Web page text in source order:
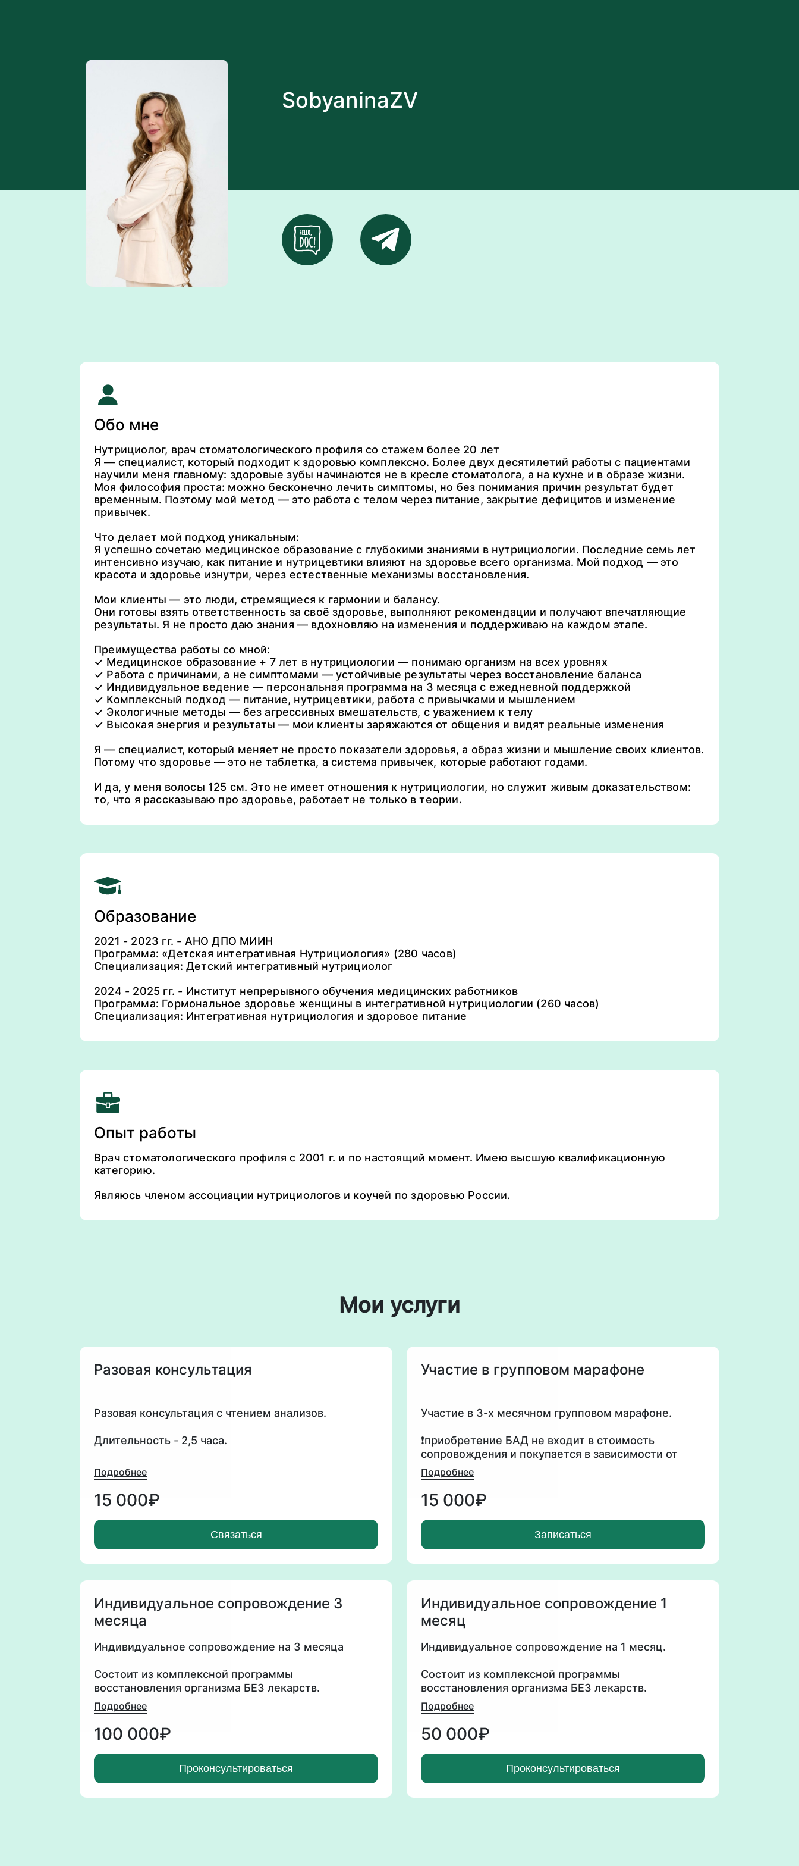
SobyaninaZV
Обо мне
Нутрициолог, врач стоматологического профиля со стажем более 20 лет
Я — специалист, который подходит к здоровью комплексно. Более двух десятилетий работы с пациентами
научили меня главному: здоровые зубы начинаются не в кресле стоматолога, а на кухне и в образе жизни.
Моя философия проста: можно бесконечно лечить симптомы, но без понимания причин результат будет
временным. Поэтому мой метод — это работа с телом через питание, закрытие дефицитов и изменение
привычек.
Что делает мой подход уникальным:
Я успешно сочетаю медицинское образование с глубокими знаниями в нутрициологии. Последние семь лет
интенсивно изучаю, как питание и нутрицевтики влияют на здоровье всего организма. Мой подход — это
красота и здоровье изнутри, через естественные механизмы восстановления.
Мои клиенты — это люди, стремящиеся к гармонии и балансу.
Они готовы взять ответственность за своё здоровье, выполняют рекомендации и получают впечатляющие
результаты. Я не просто даю знания — вдохновляю на изменения и поддерживаю на каждом этапе.
Преимущества работы со мной:
✓ Медицинское образование + 7 лет в нутрициологии — понимаю организм на всех уровнях
✓ Работа с причинами, а не симптомами — устойчивые результаты через восстановление баланса
✓ Индивидуальное ведение — персональная программа на 3 месяца с ежедневной поддержкой
✓ Комплексный подход — питание, нутрицевтики, работа с привычками и мышлением
✓ Экологичные методы — без агрессивных вмешательств, с уважением к телу
✓ Высокая энергия и результаты — мои клиенты заряжаются от общения и видят реальные изменения
Я — специалист, который меняет не просто показатели здоровья, а образ жизни и мышление своих клиентов.
Потому что здоровье — это не таблетка, а система привычек, которые работают годами.
И да, у меня волосы 125 см. Это не имеет отношения к нутрициологии, но служит живым доказательством:
то, что я рассказываю про здоровье, работает не только в теории.
Образование
2021 - 2023 гг. - АНО ДПО МИИН
Программа: «Детская интегративная Нутрициология» (280 часов)
Специализация: Детский интегративный нутрициолог
2024 - 2025 гг. - Институт непрерывного обучения медицинских работников
Программа: Гормональное здоровье женщины в интегративной нутрициологии (260 часов)
Специализация: Интегративная нутрициология и здоровое питание
Опыт работы
Врач стоматологического профиля с 2001 г. и по настоящий момент. Имею высшую квалификационную
категорию.
Являюсь членом ассоциации нутрициологов и коучей по здоровью России.
Мои услуги
Разовая консультация
Разовая консультация с чтением анализов.
Длительность - 2,5 часа.
Что входит:
- анализы под запрос
- разбор анализов
- корректировка образа жизни
- корректировка питания
Встреча онлайн или офлайн.
Подробнее
15 000₽
Связаться
Участие в групповом марафоне
Участие в 3-х месячном групповом марафоне.
❗️приобретение БАД не входит в стоимость
сопровождения и покупается в зависимости от
запроса.
Что входит:
- заполнение анкеты
- индивидуальная подборка БАД
- ежедневная обратная связь в групповом чате
(кроме воскресенья)
- коррекция питания и образа жизни
Подробнее
15 000₽
Записаться
Индивидуальное сопровождение 3
месяца
Индивидуальное сопровождение на 3 месяца
Состоит из комплексной программы
восстановления организма БЕЗ лекарств.
Формат взаимодействия⤵️
По вашим симптомам и результатам анализов -
составляется ваш индивидуальный план ведения,
выбираются опорные пункты над которыми будет
идти работа в первую очередь.
Я смотрю на вас как на ЕДИНУЮ СИСТЕМУ, где
Подробнее
100 000₽
Проконсультироваться
Индивидуальное сопровождение 1
месяц
Индивидуальное сопровождение на 1 месяц.
Состоит из комплексной программы
восстановления организма БЕЗ лекарств.
Формат взаимодействия⤵️
По вашим симптомам и результатам анализов -
составляется ваш индивидуальный план ведения,
выбираются опорные пункты над которыми будет
идти работа в первую очередь.
Я смотрю на вас как на ЕДИНУЮ СИСТЕМУ, где
Подробнее
50 000₽
Проконсультироваться